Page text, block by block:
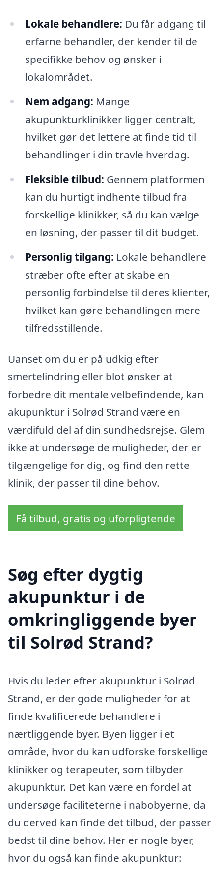
Lokale behandlere: Du får adgang til
erfarne behandler, der kender til de
specifikke behov og ønsker i
lokalområdet.
Nem adgang: Mange
akupunkturklinikker ligger centralt,
hvilket gør det lettere at finde tid til
behandlinger i din travle hverdag.
Fleksible tilbud: Gennem platformen
kan du hurtigt indhente tilbud fra
forskellige klinikker, så du kan vælge
en løsning, der passer til dit budget.
Personlig tilgang: Lokale behandlere
stræber ofte efter at skabe en
personlig forbindelse til deres klienter,
hvilket kan gøre behandlingen mere
tilfredsstillende.
Uanset om du er på udkig efter
smertelindring eller blot ønsker at
forbedre dit mentale velbefindende, kan
akupunktur i Solrød Strand være en
værdifuld del af din sundhedsrejse. Glem
ikke at undersøge de muligheder, der er
tilgængelige for dig, og find den rette
klinik, der passer til dine behov.
Få tilbud, gratis og uforpligtende
Søg efter dygtig
akupunktur i de
omkringliggende byer
til Solrød Strand?
Hvis du leder efter akupunktur i Solrød
Strand, er der gode muligheder for at
finde kvalificerede behandlere i
nærtliggende byer. Byen ligger i et
område, hvor du kan udforske forskellige
klinikker og terapeuter, som tilbyder
akupunktur. Det kan være en fordel at
undersøge faciliteterne i nabobyerne, da
du derved kan finde det tilbud, der passer
bedst til dine behov. Her er nogle byer,
hvor du også kan finde akupunktur: